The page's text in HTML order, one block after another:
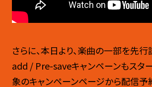
さらに、本日より、楽曲の一部を先行
add / Pre-saveキャンペーンもスタ
象のキャンペーンページから配信予